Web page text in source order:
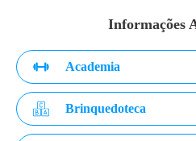
Informações
Academia
Brinquedoteca